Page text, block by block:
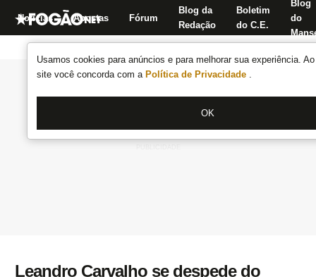
Usamos cookies para anúncios e para melhorar sua experiência.
site você concorda com a Política de Privacidade .
OK
Notícias Apostas Fórum
Blog da
Redação
Boletim
do C.E.
Blog
do
Leandro Carvalho se despede do